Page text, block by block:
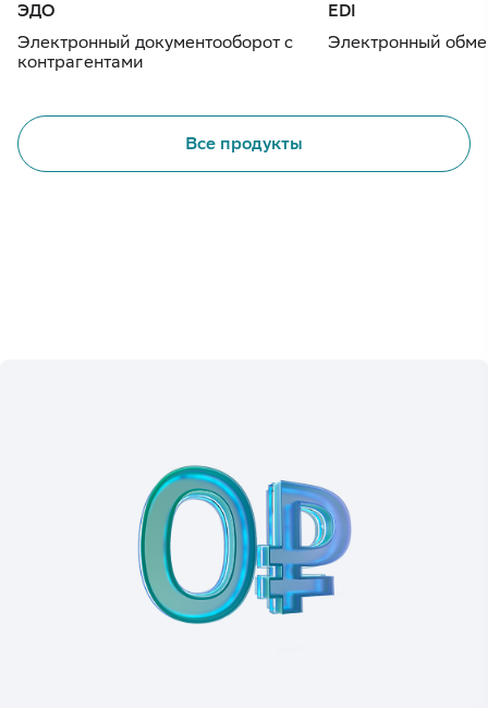
ЭДО
Электронный документооборот с
контрагентами
EDI
Электронный
Все продукты